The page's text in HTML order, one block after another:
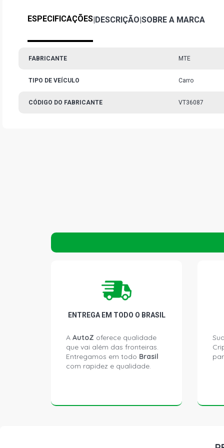
ESPECIFICAÇÕES|DESCRIÇÃO|SOBRE A MARCA
FABRICANTE MTE
TIPO DE VEÍCULO Carro
CÓDIGO DO FABRICANTE VT36087
ENTREGA EM TODO O BRASIL
A AutoZ oferece qualidade
que vai além das fronteiras.
Entregamos em todo Brasil
com rapidez e qualidade.